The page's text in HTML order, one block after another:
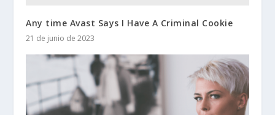
Any time Avast Says I Have A Criminal Cookie
21 de junio de 2023